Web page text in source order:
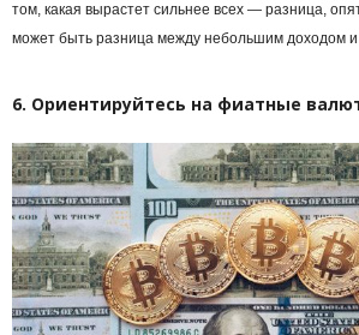
том, какая вырастет сильнее всех — разница,
может быть разница между небольшим доходом
6. Ориентируйтесь на фиатные